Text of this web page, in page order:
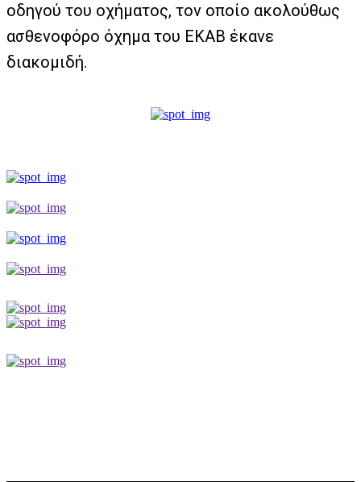
οδηγού του οχήματος, τον οποίο ακολούθως
ασθενοφόρο όχημα του ΕΚΑΒ έκανε
διακομιδή.